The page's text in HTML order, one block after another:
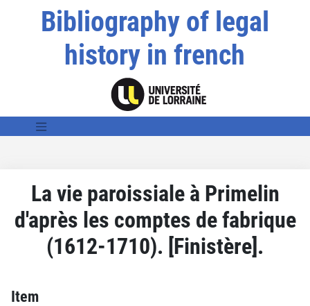
Bibliography of legal
history in french
La vie paroissiale à Primelin
d'après les comptes de fabrique
(1612-1710). [Finistère].
Item